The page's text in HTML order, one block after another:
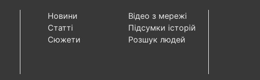
Новини
Статті
Сюжети
Відео з мережі
Підсумки історій
Розшук людей